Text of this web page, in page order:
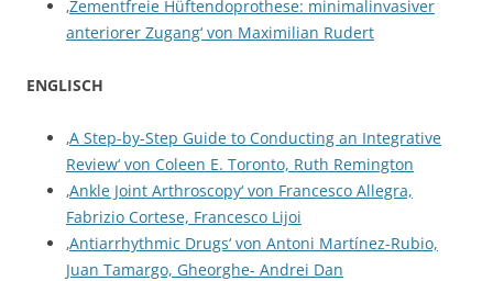
‚Zementfreie Hüftendoprothese: minimalinvasiver
anteriorer Zugang‘ von Maximilian Rudert
ENGLISCH
‚A Step-by-Step Guide to Conducting an Integrative
Review‘ von Coleen E. Toronto, Ruth Remington
‚Ankle Joint Arthroscopy‘ von Francesco Allegra,
Fabrizio Cortese, Francesco Lijoi
‚Antiarrhythmic Drugs‘ von Antoni Martínez-Rubio,
Juan Tamargo, Gheorghe- Andrei Dan